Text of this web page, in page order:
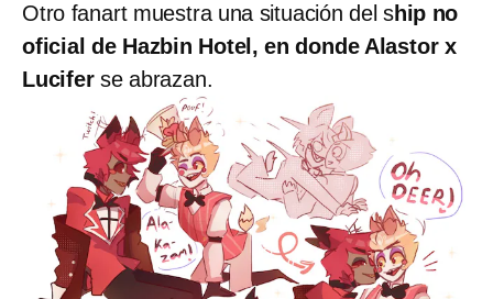
Otro fanart muestra una situación del ship no
oficial de Hazbin Hotel, en donde Alastor x
Luciferse abrazan.